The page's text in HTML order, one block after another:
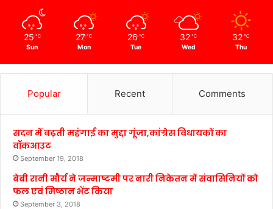
25 ℃
Sun
27 ℃
Mon
26 ℃
Tue
32 ℃
Wed
32 ℃
Thu
Popular Recent Comments
सदन में बढ़ती महंगाई का मुद्दा गूंजा,कांग्रेस विधायकों का
वॉकआउट
September 19, 2018
बेबी रानी मौर्य ने जन्माष्टमी पर नारी निकेतन में संवासिनियों को
फल एवं मिष्ठान भेंट किया
September 3, 2018